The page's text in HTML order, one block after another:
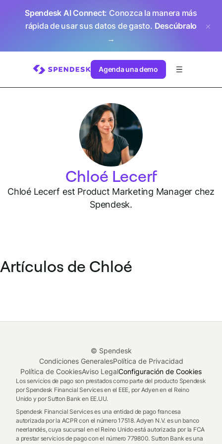
Spendesk AI Connect: Conozca la manera más
rápida de usar sus datos de gasto. Descúbralo
→
Agenda una demo
Chloé Lecerf
Chloé Lecerf est Product Marketing Manager chez
Spendesk.
Artículos de Chloé
© Spendesk
Condiciones GeneralesPolítica de Privacidad
Política de CookiesAviso LegalConfiguración de Cookies
Los servicios de pago son prestados como parte del producto Spendesk
por Spendesk Financial Services en el EEE, por Adyen en el Reino
Unido y por Sutton Bank en EE.UU.
Spendesk Financial Services es una entidad de pago francesa
autorizada por la ACPR con el número 17518. Adyen N.V. es un banco
neerlandés, cuya sucursal en el Reino Unido está autorizada por la FCA
a prestar servicios de pago con el número 779800. Sutton Bank es una